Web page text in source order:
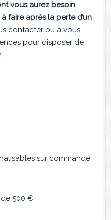
vous aurez besoin
faire après la perte d’un
contacter ou à vous
pour disposer de
sur commande
500 €